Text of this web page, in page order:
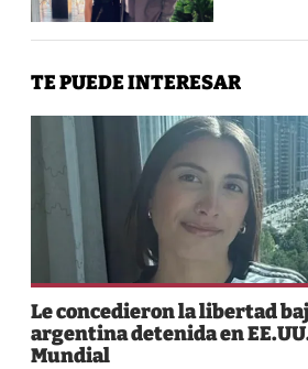
TE PUEDE INTERESAR
Le concedieron la libertad
argentina detenida en
Mundial